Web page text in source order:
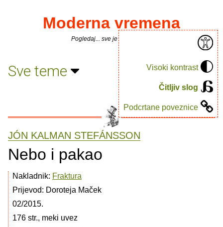
Visoki kontrast
Čitljiv slog
Podcrtane poveznice
Moderna vremena
Pogledaj... sve je puno knjiga.
Sve teme
JÓN KALMAN STEFÁNSSON
Nebo i pakao
Nakladnik: Fraktura
Prijevod: Doroteja Maček
02/2015.
176 str., meki uvez